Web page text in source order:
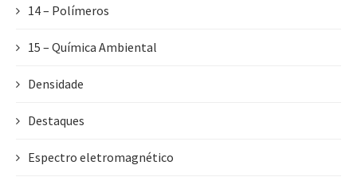
14 – Polímeros
15 – Química Ambiental
Densidade
Destaques
Espectro eletromagnético